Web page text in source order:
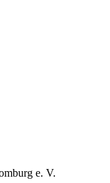
e. V.